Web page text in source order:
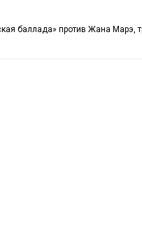
баллада» против Жана Марэ,